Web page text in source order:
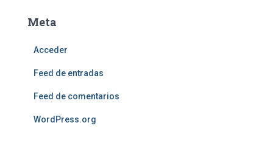
Meta
Acceder
Feed de entradas
Feed de comentarios
WordPress.org